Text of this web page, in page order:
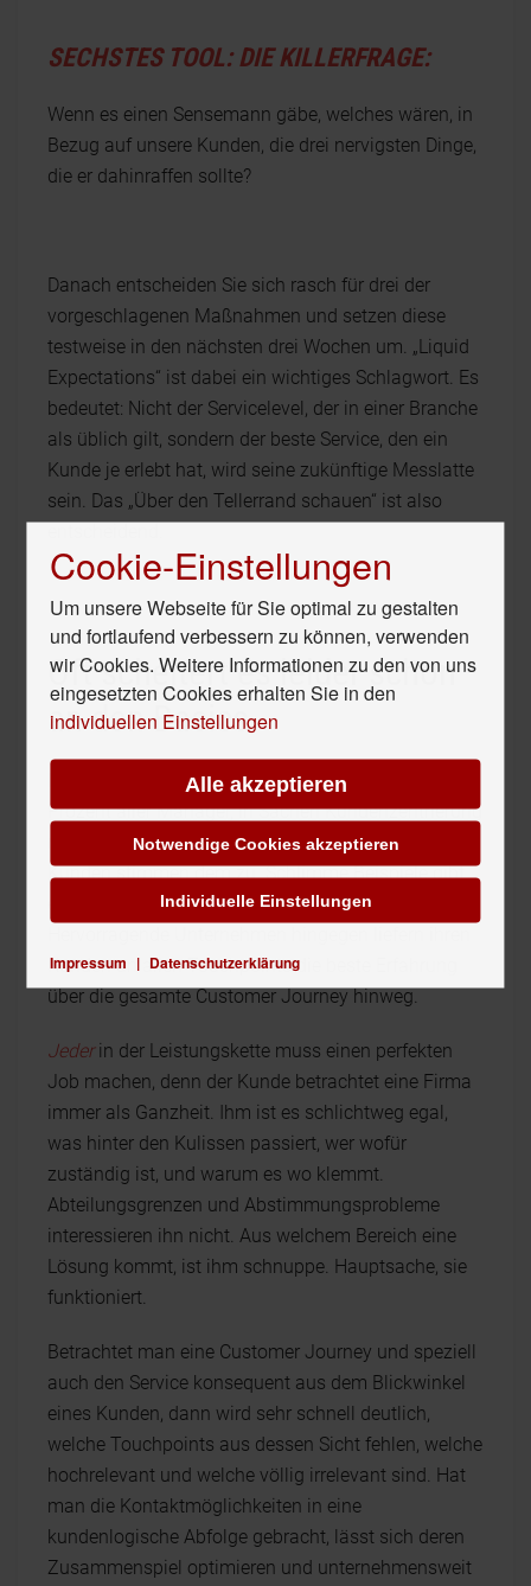
SECHSTES TOOL: DIE KILLERFRAGE:
Wenn es einen Sensemann gäbe, welches wären, in
Bezug auf unsere Kunden, die drei nervigsten Dinge,
die er dahinraffen sollte?
Danach entscheiden Sie sich rasch für drei der
vorgeschlagenen Maßnahmen und setzen diese
testweise in den nächsten drei Wochen um. „Liquid
Expectations“ ist dabei ein wichtiges Schlagwort. Es
bedeutet: Nicht der Servicelevel, der in einer Branche
als üblich gilt, sondern der beste Service, den ein
Kunde je erlebt hat, wird seine zukünftige Messlatte
sein. Das „Über den Tellerrand schauen“ ist also
Oft scheitert es leider schon
an den Basics
Nach einer Studie von Cap Gemini glauben 80
Prozent aller Manager, in Sachen Kundenzentrierung
richtig gut dazustehen, doch nur 15 Prozent der
Kunden stimmen dem zu. Schlimme Beispiele gibt
es genug. Oft genug stimmen nicht mal die Basics.
Kunden an allen Touchpoints die beste Erfahrung
über die gesamte Customer Journey hinweg.
Jederin der Leistungskette muss einen perfekten
Job machen, denn der Kunde betrachtet eine Firma
immer als Ganzheit. Ihm ist es schlichtweg egal,
was hinter den Kulissen passiert, wer wofür
zuständig ist, und warum es wo klemmt.
Abteilungsgrenzen und Abstimmungsprobleme
interessieren ihn nicht. Aus welchem Bereich eine
Lösung kommt, ist ihm schnuppe. Hauptsache, sie
funktioniert.
Betrachtet man eine Customer Journey und speziell
auch den Service konsequent aus dem Blickwinkel
eines Kunden, dann wird sehr schnell deutlich,
welche Touchpoints aus dessen Sicht fehlen, welche
hochrelevant und welche völlig irrelevant sind. Hat
man die Kontaktmöglichkeiten in eine
kundenlogische Abfolge gebracht, lässt sich deren
Zusammenspiel optimieren und unternehmensweit
Cookie-Einstellungen
Um unsere Webseite für Sie optimal zu gestalten
und fortlaufend verbessern zu können, verwenden
wir Cookies. Weitere Informationen zu den von uns
eingesetzten Cookies erhalten Sie in den
individuellen Einstellungen
Alle akzeptieren
Notwendige Cookies akzeptieren
Impressum | Datenschutzerklärung
Individuelle Einstellungen